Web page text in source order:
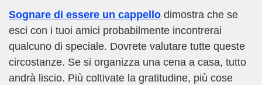
Sognare di essere un cappello dimostra che se
esci con i tuoi amici probabilmente incontrerai
qualcuno di speciale. Dovrete valutare tutte queste
circostanze. Se si organizza una cena a casa, tutto
andrà liscio. Più coltivate la gratitudine, più cose